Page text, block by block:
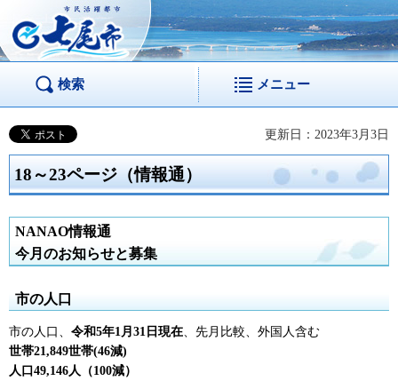
市民活躍都市 七尾
市
検索 メニュー
更新日：2023年3月3日
18～23ページ（情報通）
NANAO情報通
今月のお知らせと募集
市の人口
市の人口、 令和5年1月31日現在、先月比較、外国人含む
世帯21,849世帯(46減)
人口49,146人（100減）